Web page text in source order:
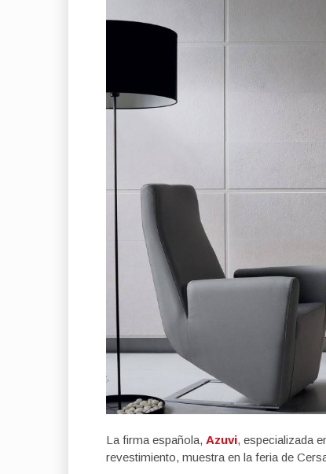
La firma española, Azuvi, especializada
revestimiento, muestra en la feria de